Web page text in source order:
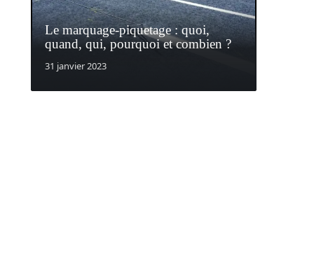
Le marquage-piquetage : quoi,
quand, qui, pourquoi et combien ?
31 janvier 2023